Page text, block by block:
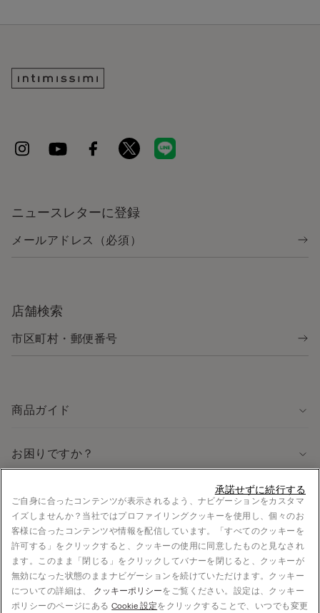
ニュースレターに登録
店舗検索
商品ガイド
お困りですか？
法律に関する情報
採用情報
法的情報
お支払い
ご自身に合ったコンテンツが表示されるよう、ナビゲーションをカスタマ
イズしませんか？当社ではプロファイリングクッキーを使用し、個々のお
客様に合ったコンテンツや情報を配信しています。「すべてのクッキーを
許可する」をクリックすると、クッキーの使用に同意したものと見なされ
ます。このまま「閉じる」をクリックしてバナーを閉じると、クッキーが
無効になった状態のままナビゲーションを続けていただけます。クッキー
についての詳細は、 クッキーポリシーをご覧ください。設定は、クッキー
ポリシーのページにあるCookie 設定をクリックすることで、いつでも変更
承諾せずに続行する